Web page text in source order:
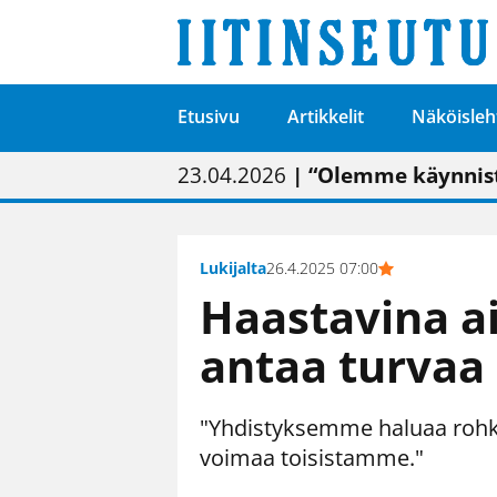
Etusivu Artikkelit
01.02.2026 | Painon
05.02.2026 | Uudistettu
23.04.2026 | “Olemme
09.05.2026| "Maalla on
Lukijalta26.4.2025 07:00
Haastavina
antaa turvaa
"Yhdistyksemme haluaa
voimaa toisistamme."